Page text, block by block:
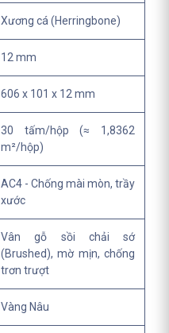
Xương cá (Herringbone)
12 mm
606 x 101 x 12 mm
30 tấm/hộp (≈ 1,8362
m²/hộp)
AC4 - Chống mài mòn, trầy
xước
Vân gỗ sồi chải sớ
(Brushed), mờ mịn, chống
trơn trượt
Vàng Nâu